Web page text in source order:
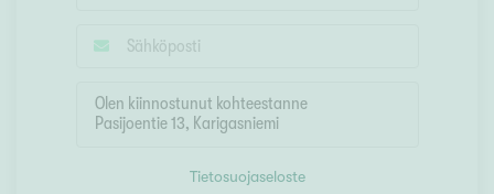
Tietosuojaseloste